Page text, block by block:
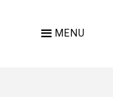
MENU